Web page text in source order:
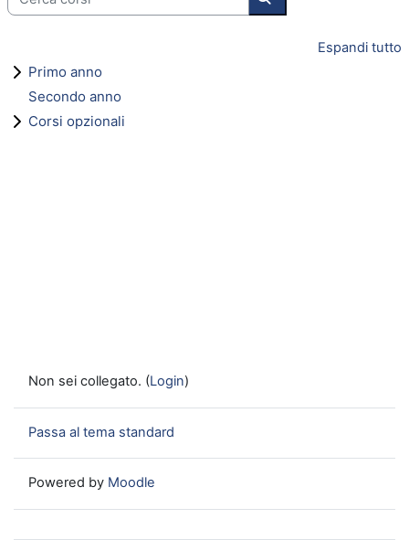
Cerca corsi
Espandi tutto
Primo anno
Secondo anno
Corsi opzionali
Non sei collegato. (Login)
Passa al tema standard
Powered by Moodle